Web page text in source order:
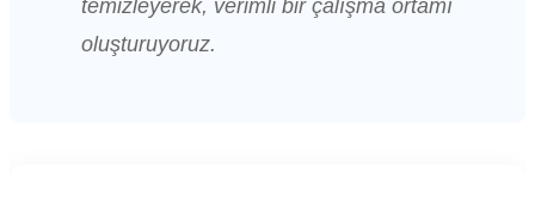
temizleyerek, verimli bir çalışma ortamı
oluşturuyoruz.